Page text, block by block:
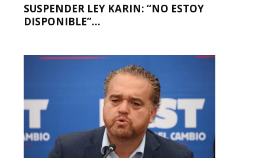
SUSPENDER LEY KARIN: “NO ESTOY
DISPONIBLE”...